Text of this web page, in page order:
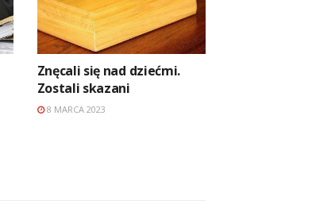
Znęcali się nad dziećmi.
Zostali skazani
8 MARCA 2023